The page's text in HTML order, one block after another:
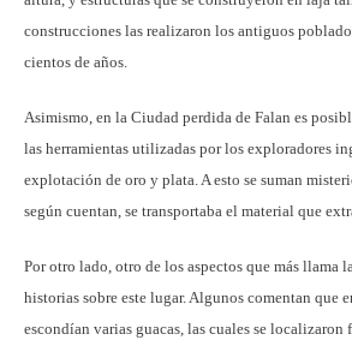
construcciones las realizaron los antiguos
cientos de años.
Asimismo, en la Ciudad perdida de Falan es
las herramientas utilizadas por los exploradores
explotación de oro y plata. A esto se suman
según cuentan, se transportaba el material que
Por otro lado, otro de los aspectos que más llama
historias sobre este lugar. Algunos comentan que
escondían varias guacas, las cuales se localizaron